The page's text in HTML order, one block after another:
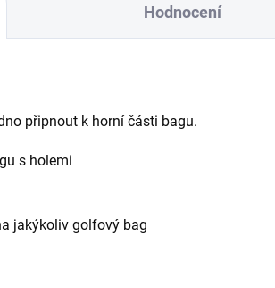
Hodnocení
připnout k horní části bagu.
s holemi
jakýkoliv golfový bag